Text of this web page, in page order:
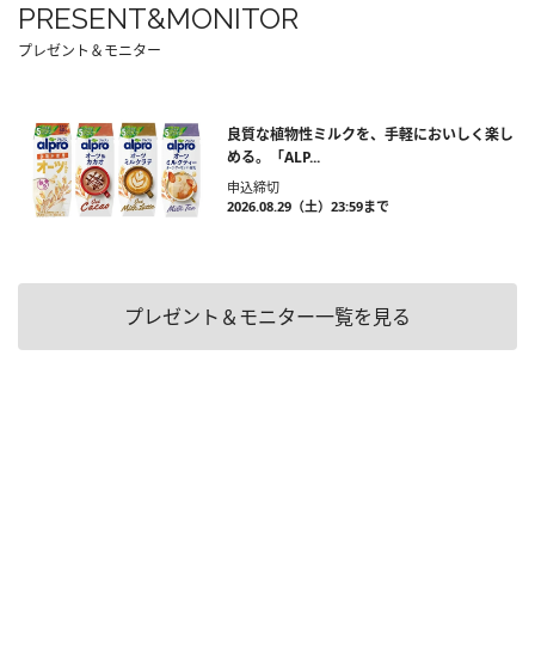
PRESENT&MONITOR
プレゼント＆モニター
良質な植物性ミルクを、手軽においしく楽し
める。「ALP...
申込締切
2026.08.29（土）23:59まで
プレゼント＆モニター一覧を見る